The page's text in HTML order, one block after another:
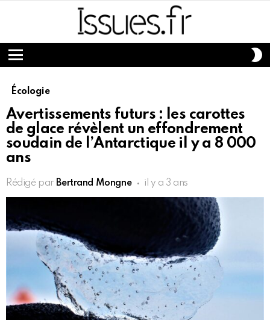
Menu
Écologie
Avertissements futurs : les carottes
de glace révèlent un effondrement
soudain de l’Antarctique il y a 8 000
ans
Rédigé par Bertrand Mongne il y a 3 ans